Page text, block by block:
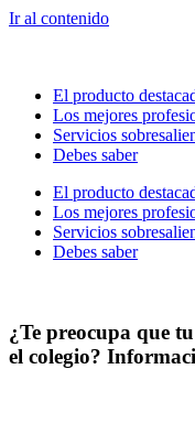
Ir al contenido
El producto
Los mejores
Servicios
Debes saber
El producto
Los mejores
Servicios
Debes saber
¿Te preocupa que
el colegio?